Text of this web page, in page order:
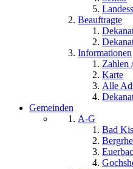
Beauftragte
Informationen
Zahlen
Karte
Alle
Gemeinden
A-G
Bad